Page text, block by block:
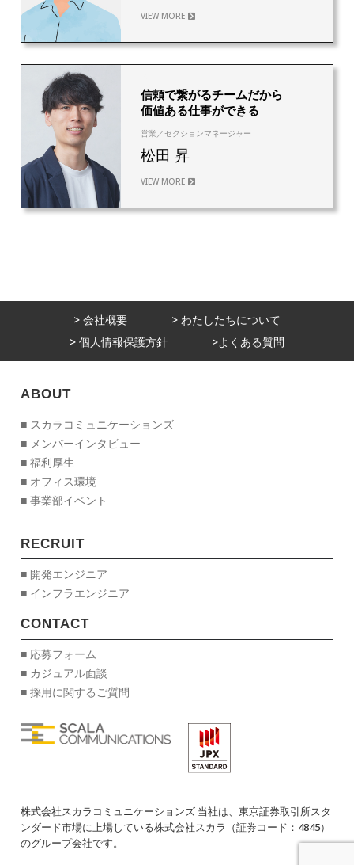
VIEW MORE
信頼で繋がるチームだから
価値ある仕事ができる
営業／セクションマネージャー
松田 昇
VIEW MORE
> 会社概要
> わたしたちについて
> 個人情報保護方針
>よくある質問
ABOUT
■ スカラコミュニケーションズ
■ メンバーインタビュー
■ 福利厚生
■ オフィス環境
■ 事業部イベント
RECRUIT
■ 開発エンジニア
■ インフラエンジニア
CONTACT
■ 応募フォーム
■ カジュアル面談
■ 採用に関するご質問
株式会社スカラコミュニケーションズ 当社は、東京証券取引所スタ
ンダード市場に上場している株式会社スカラ（証券コード：4845）
のグループ会社です。